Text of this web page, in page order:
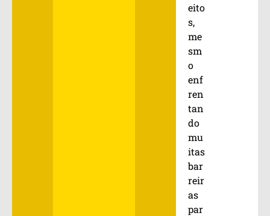
eito
s,
me
sm
o
enf
ren
tan
do
mu
itas
bar
reir
as
par